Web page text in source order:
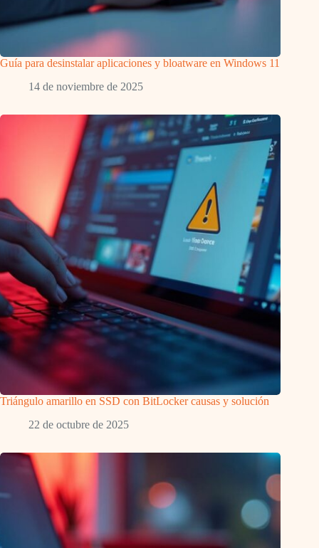
Guía para desinstalar aplicaciones y bloatware en Windows 11
14 de noviembre de 2025
Triángulo amarillo en SSD con BitLocker causas y solución
22 de octubre de 2025